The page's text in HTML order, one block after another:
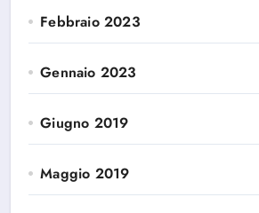
Febbraio 2023
Gennaio 2023
Giugno 2019
Maggio 2019